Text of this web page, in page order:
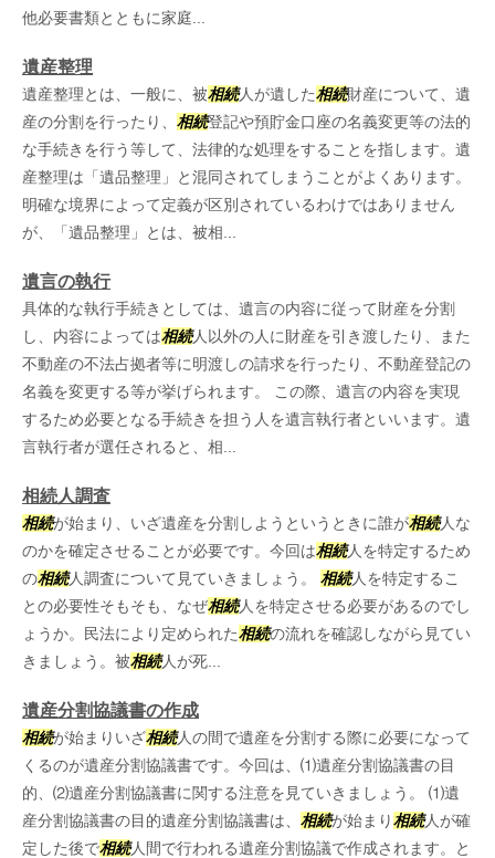
他必要書類とともに家庭...
遺産整理
遺産整理とは、一般に、被相続人が遺した相続財産について、遺
産の分割を行ったり、 相続登記や預貯金口座の名義変更等の法的
な手続きを行う等して、法律的な処理をすることを指します。遺
産整理は「遺品整理」と混同されてしまうことがよくあります。
明確な境界によって定義が区別されているわけではありません
が、「遺品整理」とは、被相...
遺言の執行
具体的な執行手続きとしては、遺言の内容に従って財産を分割
し、内容によっては相続人以外の人に財産を引き渡したり、また
不動産の不法占拠者等に明渡しの請求を行ったり、不動産登記の
名義を変更する等が挙げられます。 この際、遺言の内容を実現
するため必要となる手続きを担う人を遺言執行者といいます。遺
言執行者が選任されると、相...
相続人調査
相続が始まり、いざ遺産を分割しようというときに誰が相続人な
のかを確定させることが必要です。今回は相続人を特定するため
の相続人調査について見ていきましょう。 相続人を特定するこ
との必要性そもそも、なぜ相続人を特定させる必要があるのでし
ょうか。民法により定められた相続の流れを確認しながら見てい
きましょう。被相続人が死...
遺産分割協議書の作成
相続が始まりいざ相続人の間で遺産を分割する際に必要になって
くるのが遺産分割協議書です。今回は、⑴遺産分割協議書の目
的、⑵遺産分割協議書に関する注意を見ていきましょう。 ⑴遺
産分割協議書の目的遺産分割協議書は、 相続が始まり相続人が確
定した後で相続人間で行われる遺産分割協議で作成されます。と